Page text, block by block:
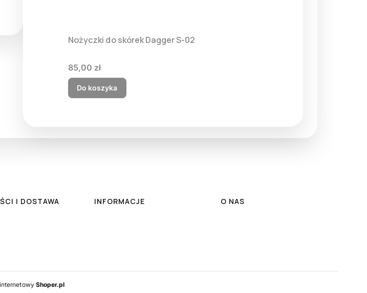
Nożyczki do skórek Dagger S-02
Cena
85,00 zł
Do koszyka
I DOSTAWA INFORMACJE O NAS
Shoper.pl